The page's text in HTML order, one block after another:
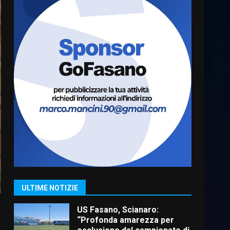
ULTIME NOTIZIE
Cura dei beni comuni e
cittadinanza attiva: online
l’avviso per la gestione
condivisa della Villetta di
Laureto
6 Agosto 2026 06:20
7
La magia del Minareto e la
prima assoluta de “L’Albergo
Belvedere. Il rapimento”
6 Agosto 2026 06:15
1
“I Contestatori: Musica di
Rivoluzione”: nuovo
appuntamento con “Fasano in
US Fasano, Scianaro:
“Profonda amarezza per